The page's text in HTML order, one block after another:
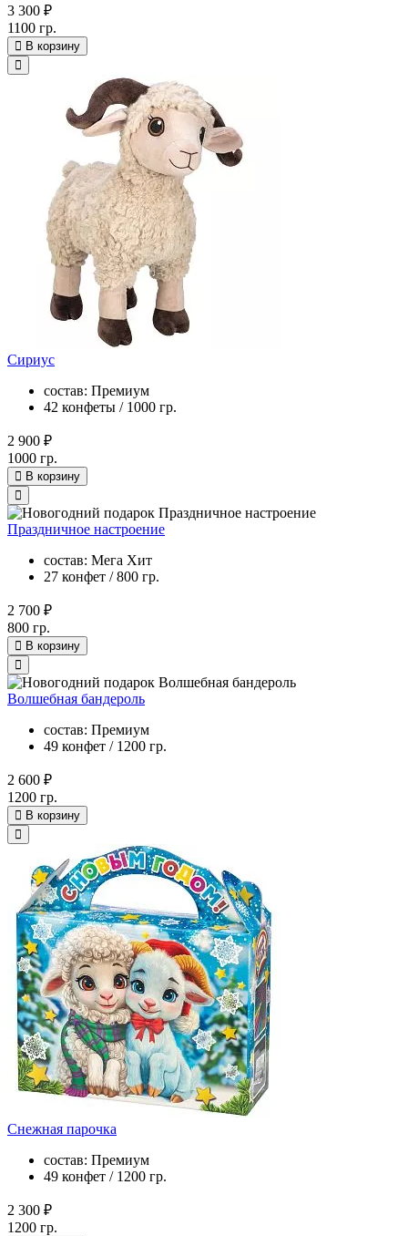
3 300 ₽
1100 гр.
В корзину
Сириус
состав: Премиум
42 конфеты / 1000 гр.
2 900 ₽
1000 гр.
В корзину
Праздничное настроение
состав: Мега Хит
27 конфет / 800 гр.
2 700 ₽
800 гр.
В корзину
Волшебная бандероль
состав: Премиум
49 конфет / 1200 гр.
2 600 ₽
1200 гр.
В корзину
Снежная парочка
состав: Премиум
49 конфет / 1200 гр.
2 300 ₽
1200 гр.